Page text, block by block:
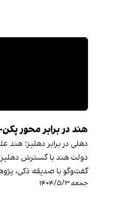
هند در برابر محور
دهلی در برابر دهلیز:
دولت هند با گسترش
گفت‌وگو با صدیقه ذکی،
جمعه ۱۴۰۴/۵/۳